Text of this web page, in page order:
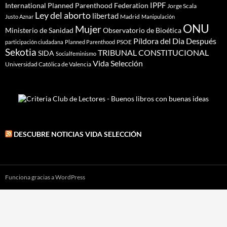
International Planned Parenthood Federation IPPF Jorge Scala
Justo Aznar Ley del aborto libertad Madrid Manipulación
Ministerio de Sanidad MujerObservatorio de Bioética ONU
participación ciudadana Planned Parenthood PSOE Píldora del Dia Después
Sekotia SIDA Socialfeminismo TRIBUNAL CONSTITUCIONAL
Universidad Católica de Valencia Vida Selección
DESCUBRE NOTICIAS VIDA SELECCIÓN
Funciona gracias a WordPress